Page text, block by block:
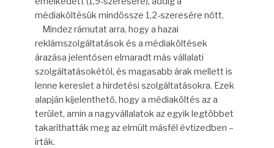
médiaköltésük mindössze 1,2-szeresére nőtt.
Mindez rámutat arra, hogy a hazai
reklámszolgáltatások és a médiaköltések
árazása jelentősen elmaradt más vállalati
szolgáltatásokétól, és magasabb árak mellett is
lenne kereslet a hirdetési szolgáltatásokra. Ezek
alapján kijelenthető, hogy a médiaköltés az a
terület, amin a nagyvállalatok az egyik legtöbbet
takaríthatták meg az elmúlt másfél évtizedben –
írták.